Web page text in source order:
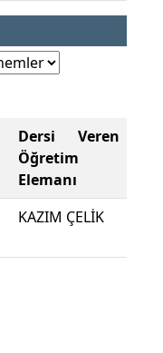
Dersi Veren
Öğretim
Elemanı
KAZIM ÇELİK